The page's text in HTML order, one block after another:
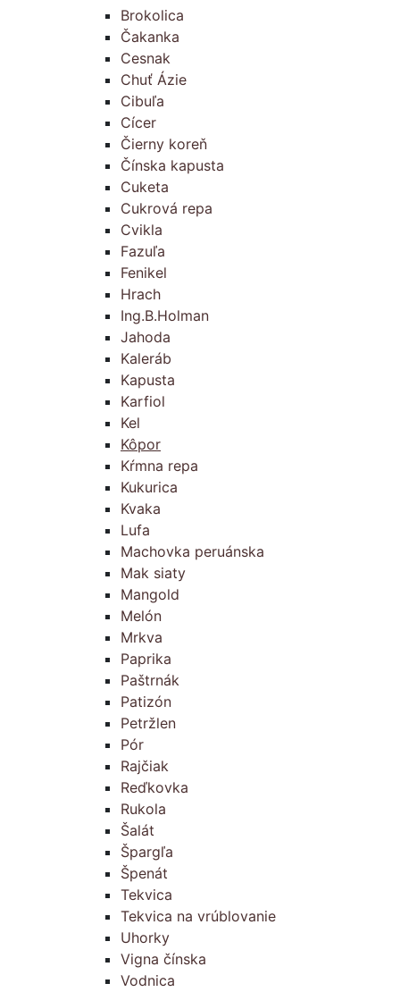
Brokolica
Čakanka
Cesnak
Chuť Ázie
Cibuľa
Cícer
Čierny koreň
Čínska kapusta
Cuketa
Cukrová repa
Cvikla
Fazuľa
Fenikel
Hrach
Ing.B.Holman
Jahoda
Kaleráb
Kapusta
Karfiol
Kel
Kôpor
Kŕmna repa
Kukurica
Kvaka
Lufa
Machovka peruánska
Mak siaty
Mangold
Melón
Mrkva
Paprika
Paštrnák
Patizón
Petržlen
Pór
Rajčiak
Reďkovka
Rukola
Šalát
Špargľa
Špenát
Tekvica
Tekvica na vrúblovanie
Uhorky
Vigna čínska
Vodnica